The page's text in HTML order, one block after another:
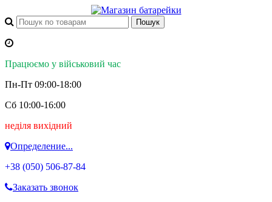
Працюємо у військовий час
Пн-Пт 09:00-18:00
Сб 10:00-16:00
неділя вихідний
Определение...
+38 (050) 506-87-84
Заказать звонок